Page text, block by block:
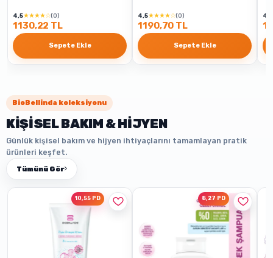
4,5★★★★☆(0)
1130,22 TL
Sepete Ekle
4,5★★★★☆(0)
1190,70 TL
Sepete Ekle
4,5
BioBellinda koleksiyonu
KİŞİSEL BAKIM & HİJYEN
Günlük kişisel bakım ve hijyen ihtiyaçlarını tamamlayan pratik
ürünleri keşfet.
Tümünü Gör
10,55 PD 8,27 PD